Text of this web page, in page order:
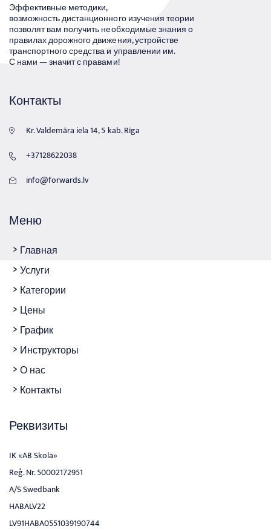
Эффективные методики,
возможность дистанционного изучения теории
позволят вам получить необходимые знания о
правилах дорожного движения, устройстве
транспортного средства и управлении им.
С нами — значит с правами!
Контакты
Kr. Valdemāra iela 14, 5 kab. Rīga
+37128622038
info@forwards.lv
Меню
Главная
Услуги
Категории
Цены
График
Инструкторы
О нас
Контакты
Реквизиты
IK «AB Skola»
Reģ. Nr. 50002172951
A/S Swedbank
HABALV22
LV91HABA0551039190744